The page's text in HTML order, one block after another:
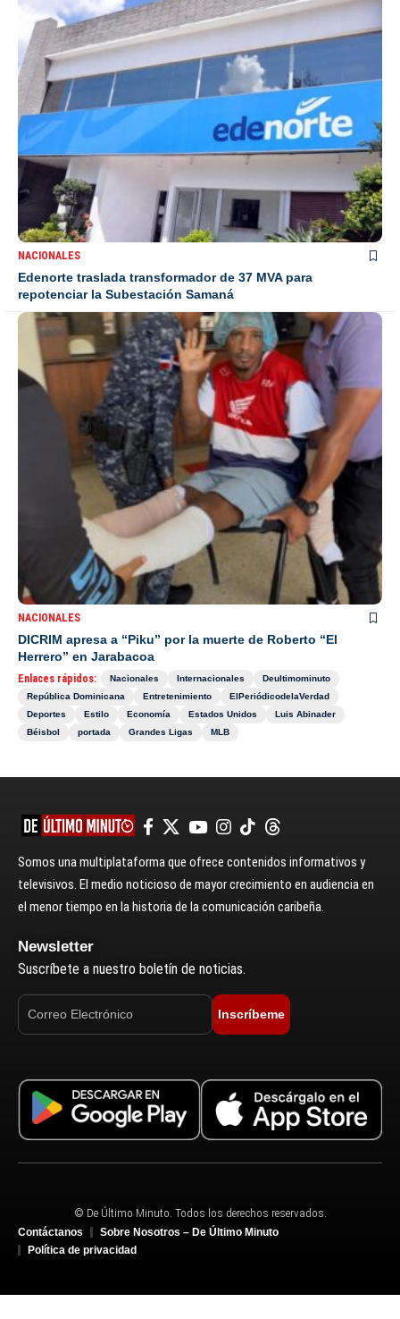
NACIONALES
Edenorte traslada transformador de 37 MVA para
repotenciar la Subestación Samaná
NACIONALES
DICRIM apresa a “Piku” por la muerte de Roberto “El
Herrero” en Jarabacoa
Enlaces rápidos: Nacionales Internacionales
Deultimominuto
República Dominicana
Entretenimiento
ElPeriódicodelaVerdad
Deportes
Estilo Economía Estados Unidos
Luis Abinader
Béisbol
portada Grandes Ligas MLB
Somos una multiplataforma que ofrece contenidos informativos y
televisivos. El medio noticioso de mayor crecimiento en audiencia en
el menor tiempo en la historia de la comunicación caribeña.
Newsletter
Suscríbete a nuestro boletín de noticias.
Inscríbeme
© De Último Minuto. Todos los derechos reservados.
Contáctanos
Sobre Nosotros – De Último Minuto
Política de privacidad